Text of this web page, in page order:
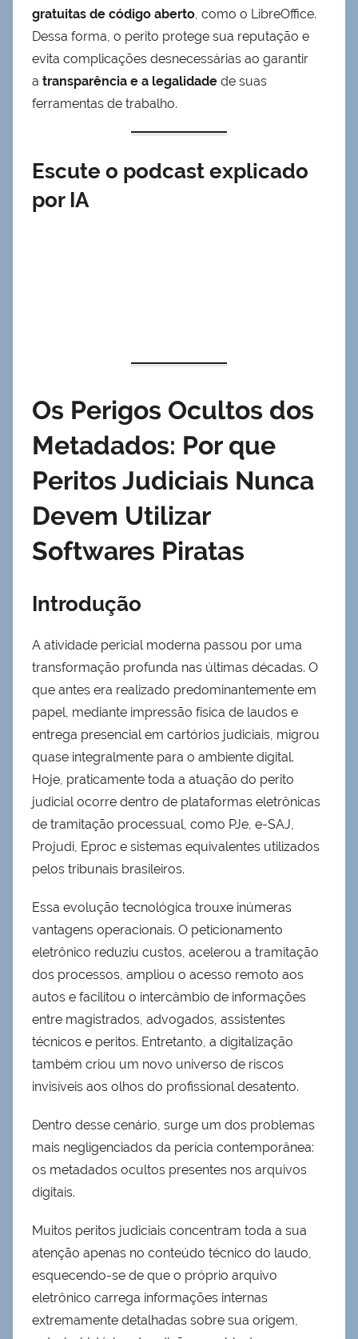
gratuitas de código aberto, como o LibreOffice.
Dessa forma, o perito protege sua reputação e
evita complicações desnecessárias ao garantir
a transparência e a legalidade de suas
ferramentas de trabalho.
Escute o podcast explicado
por IA
Os Perigos Ocultos dos
Metadados: Por que
Peritos Judiciais Nunca
Devem Utilizar
Softwares Piratas
Introdução
A atividade pericial moderna passou por uma
transformação profunda nas últimas décadas. O
que antes era realizado predominantemente em
papel, mediante impressão física de laudos e
entrega presencial em cartórios judiciais, migrou
quase integralmente para o ambiente digital.
Hoje, praticamente toda a atuação do perito
judicial ocorre dentro de plataformas eletrônicas
de tramitação processual, como PJe, e-SAJ,
Projudi, Eproc e sistemas equivalentes utilizados
pelos tribunais brasileiros.
Essa evolução tecnológica trouxe inúmeras
vantagens operacionais. O peticionamento
eletrônico reduziu custos, acelerou a tramitação
dos processos, ampliou o acesso remoto aos
autos e facilitou o intercâmbio de informações
entre magistrados, advogados, assistentes
técnicos e peritos. Entretanto, a digitalização
também criou um novo universo de riscos
invisíveis aos olhos do profissional desatento.
Dentro desse cenário, surge um dos problemas
mais negligenciados da perícia contemporânea:
os metadados ocultos presentes nos arquivos
digitais.
Muitos peritos judiciais concentram toda a sua
atenção apenas no conteúdo técnico do laudo,
esquecendo-se de que o próprio arquivo
eletrônico carrega informações internas
extremamente detalhadas sobre sua origem,